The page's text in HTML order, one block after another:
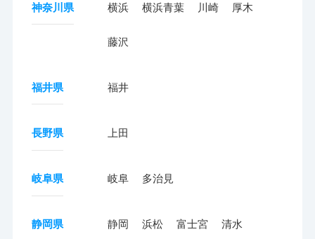
神奈川県 横浜 横浜青葉 川崎 厚木
藤沢
福井県 福井
長野県 上田
岐阜県 岐阜 多治見
静岡県 静岡 浜松 富士宮 清水